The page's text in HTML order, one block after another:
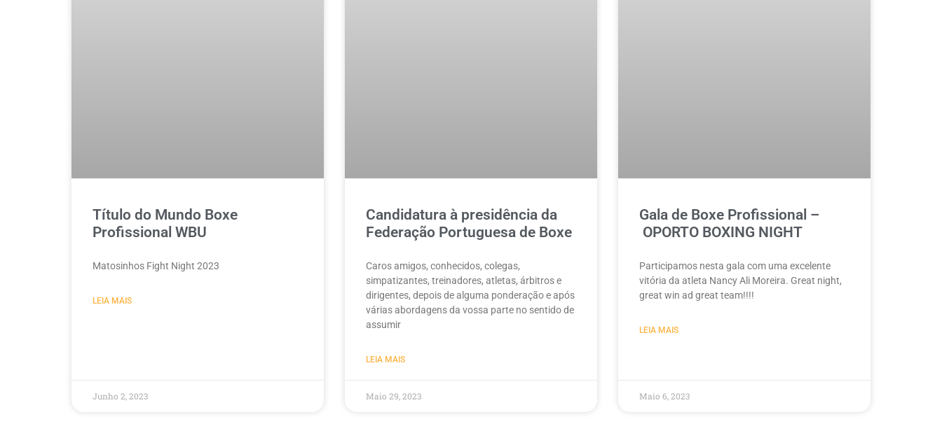
Título do Mundo Boxe
Profissional WBU
Matosinhos Fight Night 2023
LEIA MAIS
Junho 2, 2023
Candidatura à presidência da
Federação Portuguesa de Boxe
Caros amigos, conhecidos, colegas,
simpatizantes, treinadores, atletas, árbitros e
dirigentes, depois de alguma ponderação e após
várias abordagens da vossa parte no sentido de
assumir
LEIA MAIS
Maio 29, 2023
Gala de Boxe Profissional –
OPORTO BOXING NIGHT
Participamos nesta gala com uma excelente
vitória da atleta Nancy Ali Moreira. Great night,
great win ad great team!!!!
LEIA MAIS
Maio 6, 2023